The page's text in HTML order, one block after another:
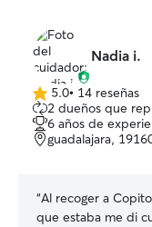
Nadia i.
5.0
de
5
estrellas
5.0• 14 reseñas
2 dueños que
6 años de
guadalajara,
“Al recoger a
que estaba me di